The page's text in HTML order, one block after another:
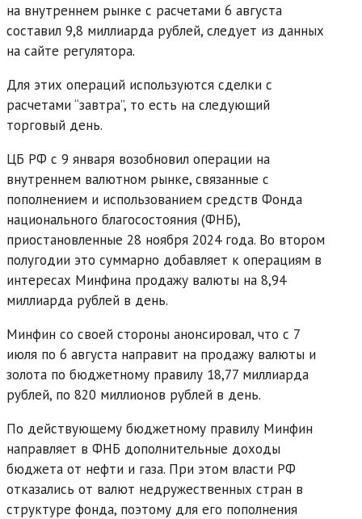
на внутреннем рынке с расчетами 6 августа
составил 9,8 миллиарда рублей, следует из данных
на сайте регулятора.
Для этих операций используются сделки с
расчетами “завтра”, то есть на следующий
торговый день.
ЦБ РФ с 9 января возобновил операции на
внутреннем валютном рынке, связанные с
пополнением и использованием средств Фонда
национального благосостояния (ФНБ),
приостановленные 28 ноября 2024 года. Во втором
полугодии это суммарно добавляет к операциям в
интересах Минфина продажу валюты на 8,94
миллиарда рублей в день.
Минфин со своей стороны анонсировал, что с 7
июля по 6 августа направит на продажу валюты и
золота по бюджетному правилу 18,77 миллиарда
рублей, по 820 миллионов рублей в день.
По действующему бюджетному правилу Минфин
направляет в ФНБ дополнительные доходы
бюджета от нефти и газа. При этом власти РФ
отказались от валют недружественных стран в
структуре фонда, поэтому для его пополнения